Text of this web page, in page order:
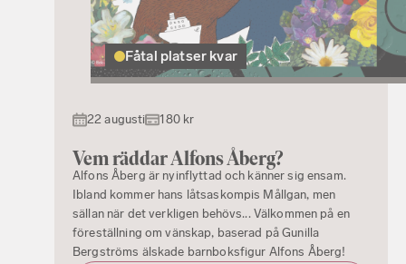
Fåtal platser kvar
22 augusti 180 kr
Vem räddar Alfons Åberg?
Alfons Åberg är nyinflyttad och känner sig ensam.
Ibland kommer hans låtsaskompis Mållgan, men
sällan när det verkligen behövs... Välkommen på en
föreställning om vänskap, baserad på Gunilla
Bergströms älskade barnboksfigur Alfons Åberg!